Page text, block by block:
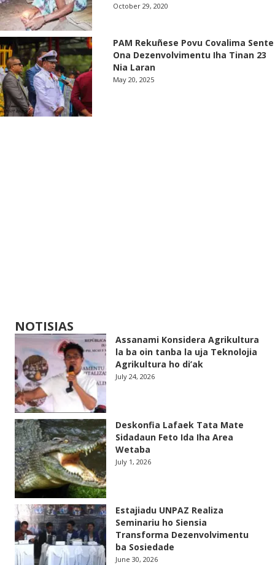
October 29, 2020
PAM Rekuñese Povu Covalima Sente
Ona Dezenvolvimentu Iha Tinan 23
Nia Laran
May 20, 2025
NOTISIAS
Assanami Konsidera Agrikultura
la ba oin tanba la uja Teknolojia
Agrikultura ho di’ak
July 24, 2026
Deskonfia Lafaek Tata Mate
Sidadaun Feto Ida Iha Area
Wetaba
July 1, 2026
Estajiadu UNPAZ Realiza
Seminariu ho Siensia
Transforma Dezenvolvimentu
ba Sosiedade
June 30, 2026